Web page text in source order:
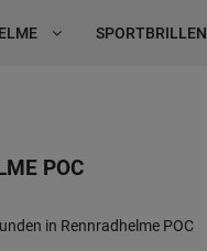
SPORTBRILLEN
POC
in Rennradhelme POC